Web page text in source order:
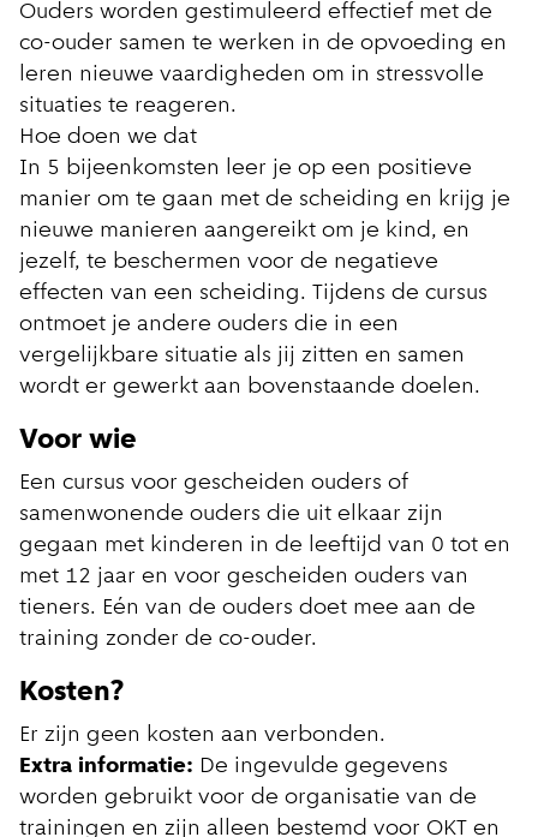
Ouders worden gestimuleerd effectief met de
co-ouder samen te werken in de opvoeding en
leren nieuwe vaardigheden om in stressvolle
situaties te reageren.
Hoe doen we dat
In 5 bijeenkomsten leer je op een positieve
manier om te gaan met de scheiding en krijg je
nieuwe manieren aangereikt om je kind, en
jezelf, te beschermen voor de negatieve
effecten van een scheiding. Tijdens de cursus
ontmoet je andere ouders die in een
vergelijkbare situatie als jij zitten en samen
wordt er gewerkt aan bovenstaande doelen.
Voor wie
Een cursus voor gescheiden ouders of
samenwonende ouders die uit elkaar zijn
gegaan met kinderen in de leeftijd van 0 tot en
met 12 jaar en voor gescheiden ouders van
tieners. Eén van de ouders doet mee aan de
training zonder de co-ouder.
Kosten?
Er zijn geen kosten aan verbonden.
Extra informatie: De ingevulde gegevens
worden gebruikt voor de organisatie van de
trainingen en zijn alleen bestemd voor OKT en